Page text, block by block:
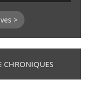
>
CHRONIQUES